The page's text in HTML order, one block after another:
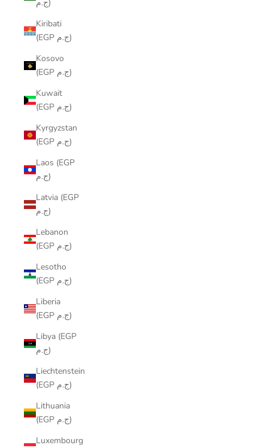
ج.م)
Kiribati
(EGP ج.م)
Kosovo
(EGP ج.م)
Kuwait
(EGP ج.م)
Kyrgyzstan
(EGP ج.م)
Laos (EGP
ج.م)
Latvia (EGP
ج.م)
Lebanon
(EGP ج.م)
Lesotho
(EGP ج.م)
Liberia
(EGP ج.م)
Libya (EGP
ج.م)
Liechtenstein
(EGP ج.م)
Lithuania
(EGP ج.م)
Luxembourg